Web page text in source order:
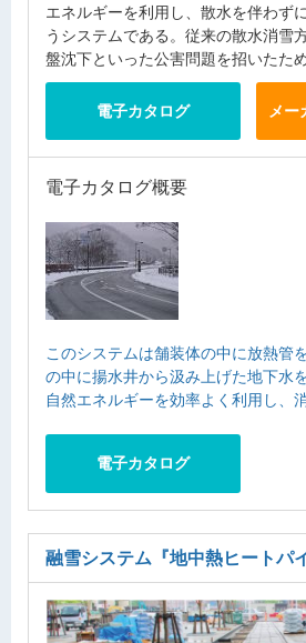
エネルギーを利用し、散水を伴わず
うシステムである。従来の散水消雪
盤沈下といった公害問題を招いたため
電子カタログ メー
電子カタログ概要
このシステムは舗装体の中に放熱管
の中に揚水井から汲み上げた地下水
自然エネルギーを効率よく利用し、
電子カタログ
融雪システム 『地中熱ヒートパ